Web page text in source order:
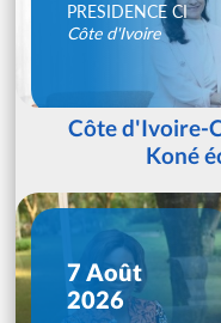
PRESIDENCE CI
Côte d'Ivoire
Côte d'Ivoire-
Koné
7 Août
2026